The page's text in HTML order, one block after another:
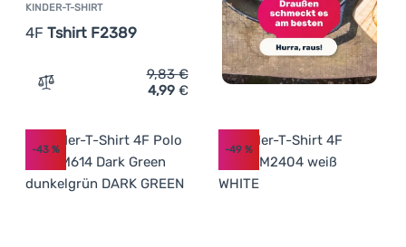
KINDER-T-SHIRT
4F Tshirt F2389
Zum Vergleich 'Kinder-T-Shirt 4F Tshirt F2389'
9,83€
4,99 €
-43 % -49%